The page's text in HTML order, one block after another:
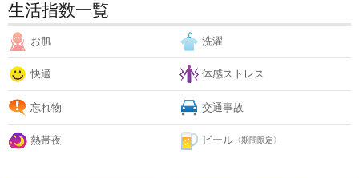
生活指数一覧
お肌 洗濯
快適 体感ストレス
忘れ物 交通事故
熱帯夜 ビール 〈期間限定〉